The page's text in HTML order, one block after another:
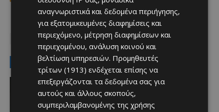
Top ΕΘΝΙΚΗ ΑΛΓΕΡΙΑΣ ΜΟΥΝΤΙΑΛ 2026
ΡΙΓΙΑΝΤ ΜΑΧΡΕΖ
LATEST NEWS
Αθλητικά
Μια συγκλονιστική εξομολόγηση του
Μέσι για τον πατέρα του (ΒΙΝΤΕΟ)
Afentiko - 09/08/2026
αναγνωριστικά και δεδομένα περιήγησης,
για εξατομικευμένες διαφημίσεις και
περιεχόμενο, μέτρηση διαφημίσεων και
περιεχομένου, ανάλυση κοινού και
βελτίωση υπηρεσιών. Προμηθευτές
τρίτων (1913) ενδέχεται επίσης να
επεξεργάζονται τα δεδομένα σας για
αυτούς και άλλους σκοπούς,
συμπεριλαμβανομένης της χρήσης